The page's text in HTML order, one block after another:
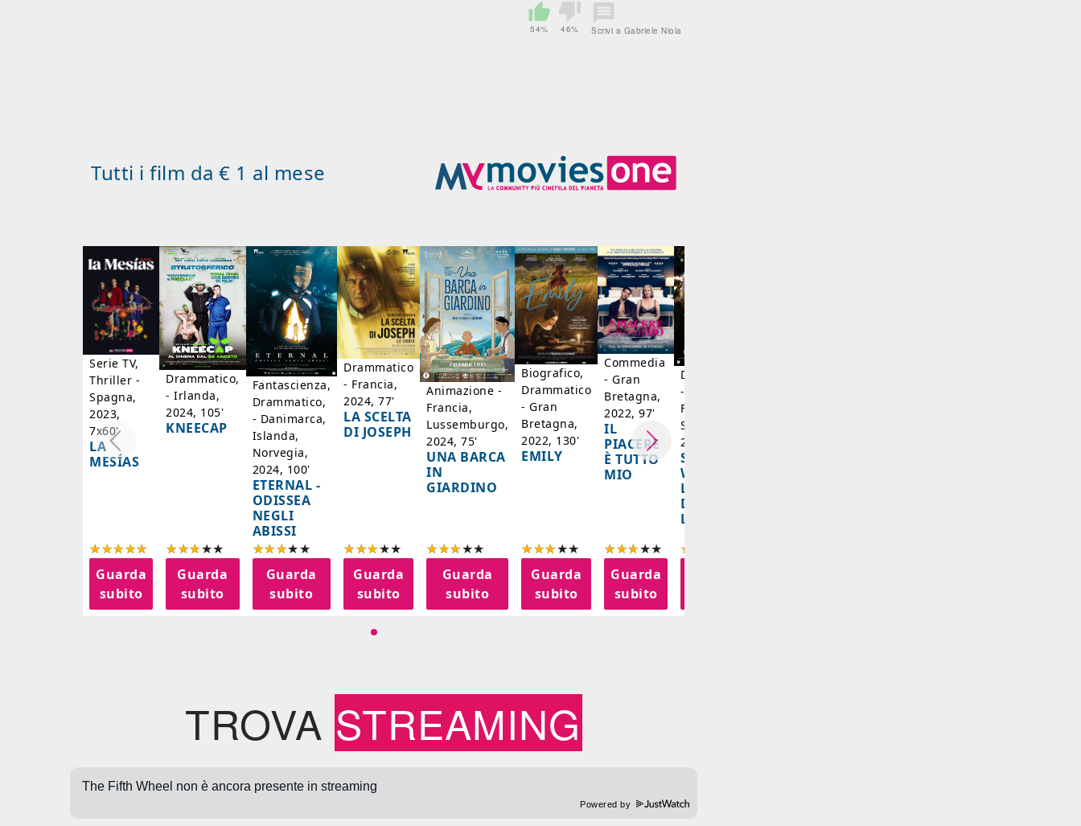
54% 46% Scrivi a Gabriele Niola
Tutti i film da € 1 al mese
Serie TV,
Thriller -
Spagna,
2023,
7x60'
LA
MESÍAS
Guarda
subito
Drammatico,
- Irlanda,
2024, 105'
KNEECAP
Guarda
subito
Fantascienza,
Drammatico,
- Danimarca,
Islanda,
Norvegia,
2024, 100'
ETERNAL -
ODISSEA
NEGLI
ABISSI
Guarda
subito
Drammatico
- Francia,
2024, 77'
LA SCELTA
DI JOSEPH
Guarda
subito
Animazione -
Francia,
Lussemburgo,
2024, 75'
UNA BARCA
IN
GIARDINO
Guarda
subito
Biografico,
Drammatico
- Gran
Bretagna,
2022, 130'
EMILY
Guarda
subito
Commedia
- Gran
Bretagna,
2022, 97'
IL
PIACERE
È TUTTO
MIO
Guarda
subito
Drammatico
- Giappone,
Francia,
Singapore,
2024, 105'
SPIRIT
WORLD -
LA FESTA
DELLE
LANTERNE
TROVA STREAMING
Powered by